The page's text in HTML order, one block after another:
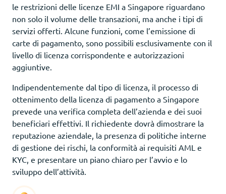
le restrizioni delle licenze EMI a Singapore riguardano
non solo il volume delle transazioni, ma anche i tipi di
servizi offerti. Alcune funzioni, come l’emissione di
carte di pagamento, sono possibili esclusivamente con il
livello di licenza corrispondente e autorizzazioni
aggiuntive.
Indipendentemente dal tipo di licenza, il processo di
ottenimento della licenza di pagamento a Singapore
prevede una verifica completa dell’azienda e dei suoi
beneficiari effettivi. Il richiedente dovrà dimostrare la
reputazione aziendale, la presenza di politiche interne
di gestione dei rischi, la conformità ai requisiti AML e
KYC, e presentare un piano chiaro per l’avvio e lo
sviluppo dell’attività.